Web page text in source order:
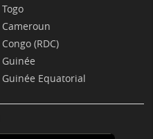
Togo
Cameroun
Congo (RDC)
Guinée
Guinée Equatorial